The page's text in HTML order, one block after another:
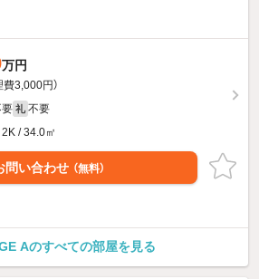
万円
費3,000円）
要 礼 不要
/ 34.0㎡
問い合わせ （無料）
Aのすべての部屋を見る